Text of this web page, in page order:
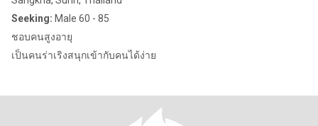
Seeking: Male 60 - 85
ชอบคนสูงอายุ
เป็นคนร่าเริงสนุกเข้ากับคนได้ง่าย